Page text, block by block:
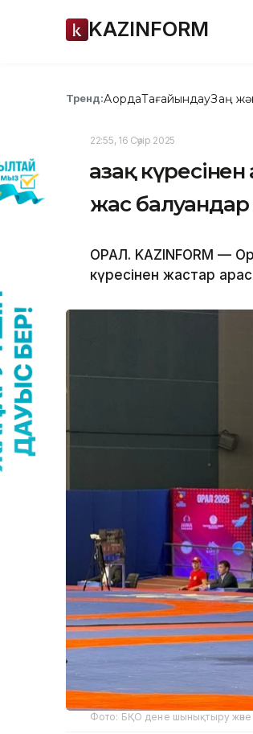
KAZINFORM
Тренд:АқордаТағайындауЗаң
22:55, 16 Сәуір 2025
Қазақ
жас
ОРАЛ. KAZINFORM —
күресінен жастар
Фото: БҚО дене шынықтыру